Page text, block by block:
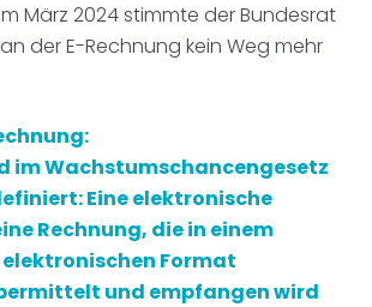
m März 2024 stimmte der Bundesrat
der E-Rechnung kein Weg mehr
im Wachstumschancengesetz
Eine elektronische
Rechnung, die in einem
Format
und empfangen wird